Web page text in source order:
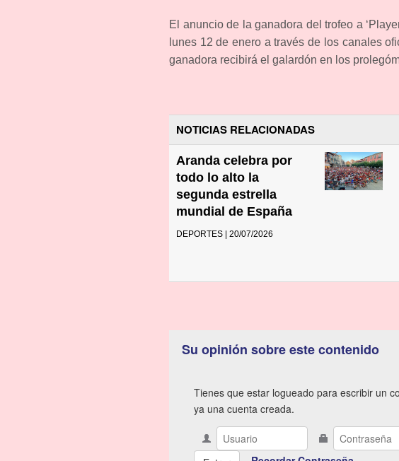
El anuncio de la ganadora del trofeo a
lunes 12 de enero a través de los canales
ganadora recibirá el galardón en los
NOTICIAS RELACIONADAS
Aranda celebra por
todo lo alto la
segunda estrella
mundial de España
DEPORTES | 20/07/2026
Su opinión sobre este contenido
Tienes que estar logueado para escribir un
ya una cuenta creada.